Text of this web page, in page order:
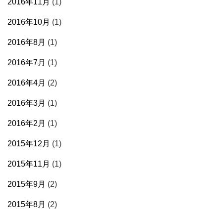
2016年10月 (1)
2016年8月 (1)
2016年7月 (1)
2016年4月 (2)
2016年3月 (1)
2016年2月 (1)
2015年12月 (1)
2015年11月 (1)
2015年9月 (2)
2015年8月 (2)